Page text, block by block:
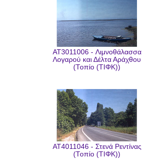
AT3011006 - Λιμνοθάλασσα
Λογαρού και Δέλτα Αράχθου
(Τοπίο (ΤΙΦΚ))
AT4011046 - Στενά Ρεντίνας
(Τοπίο (ΤΙΦΚ))